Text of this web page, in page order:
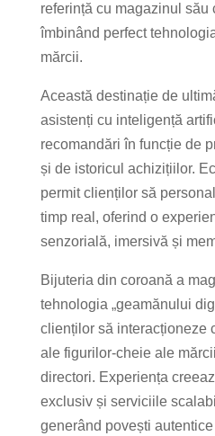
referință cu magazinul său
îmbinând perfect
mărcii.
Această destinație de
asistenți cu inteligență
recomandări în funcție de
și de istoricul achizițiilor.
permit clienților să
timp real, oferind o
senzorială, imersivă și
Bijuteria din coroană a
tehnologia „geamănului
clienților să interacționeze
ale figurilor-cheie ale
directori. Experiența
exclusiv și serviciile
generând povești